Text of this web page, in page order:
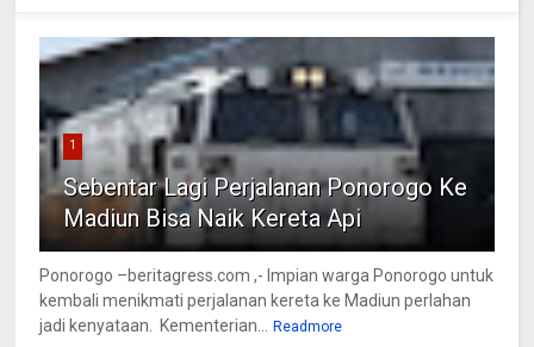
1
Sebentar Lagi Perjalanan Ponorogo Ke
Madiun Bisa Naik Kereta Api
Ponorogo –beritagress.com ,- Impian warga Ponorogo untuk
kembali menikmati perjalanan kereta ke Madiun perlahan
jadi kenyataan. Kementerian...
Readmore